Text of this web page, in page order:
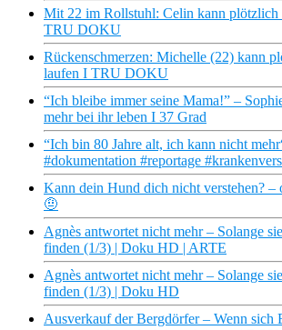
Mit 22 im Rollstuhl: Celin kann plötzlich
TRU DOKU
Rückenschmerzen: Michelle (22) kann
laufen I TRU DOKU
“Ich bleibe immer seine Mama!” –
mehr bei ihr leben I 37 Grad
“Ich bin 80 Jahre alt, ich kann nicht
#dokumentation #reportage
Kann dein Hund dich nicht verstehen? –
🤨
Agnès antwortet nicht mehr – Solange
finden (1/3) | Doku HD | ARTE
Agnès antwortet nicht mehr – Solange
finden (1/3) | Doku HD
Ausverkauf der Bergdörfer – Wenn sich